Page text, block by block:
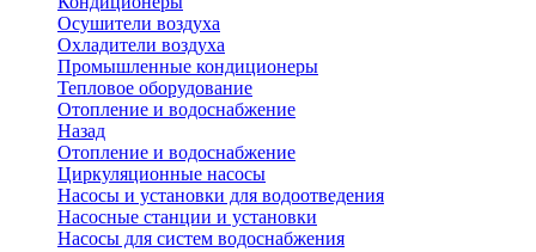
Осушители воздуха
Охладители воздуха
Промышленные кондиционеры
Тепловое оборудование
Отопление и водоснабжение
Назад
Отопление и водоснабжение
Циркуляционные насосы
Насосы и установки для водоотведения
Насосные станции и установки
Насосы для систем водоснабжения